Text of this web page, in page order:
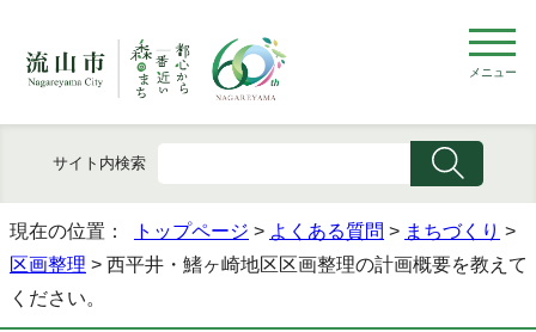
メニュー
サイト内検索
現在の位置： トップページ > よくある質問 > まちづくり >
区画整理 > 西平井・鰭ヶ崎地区区画整理の計画概要を教えて
ください。